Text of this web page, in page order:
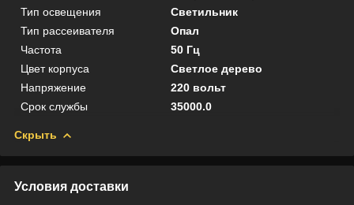
Тип освещения
Светильник
Тип рассеивателя
Опал
Частота
50 Гц
Цвет корпуса
Светлое дерево
Напряжение
220 вольт
Срок службы
35000.0
Скрыть
Условия доставки